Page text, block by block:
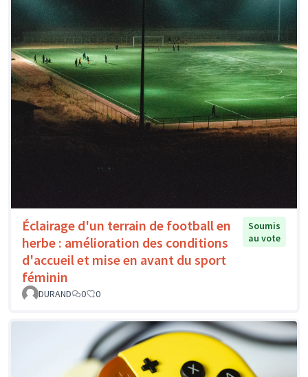
Éclairage d'un terrain de football en
herbe : amélioration des conditions
d'accueil et mise en avant du sport
féminin
Soumis
au vote
DURAND 0 0